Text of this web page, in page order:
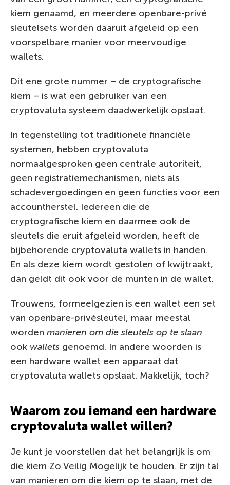
kiem genaamd, en meerdere openbare-privé
sleutelsets worden daaruit afgeleid op een
voorspelbare manier voor meervoudige
wallets.
Dit ene grote nummer – de cryptografische
kiem – is wat een gebruiker van een
cryptovaluta systeem daadwerkelijk opslaat.
In tegenstelling tot traditionele financiële
systemen, hebben cryptovaluta
normaalgesproken geen centrale autoriteit,
geen registratiemechanismen, niets als
schadevergoedingen en geen functies voor een
accountherstel. Iedereen die de
cryptografische kiem en daarmee ook de
sleutels die eruit afgeleid worden, heeft de
bijbehorende cryptovaluta wallets in handen.
En als deze kiem wordt gestolen of kwijtraakt,
dan geldt dit ook voor de munten in de wallet.
Trouwens, formeelgezien is een wallet een set
van openbare-privésleutel, maar meestal
worden manieren om die sleutels op te slaan
ook wallets genoemd. In andere woorden is
een hardware wallet een apparaat dat
cryptovaluta wallets opslaat. Makkelijk, toch?
Waarom zou iemand een hardware
cryptovaluta wallet willen?
Je kunt je voorstellen dat het belangrijk is om
die kiem Zo Veilig Mogelijk te houden. Er zijn tal
van manieren om die kiem op te slaan, met de